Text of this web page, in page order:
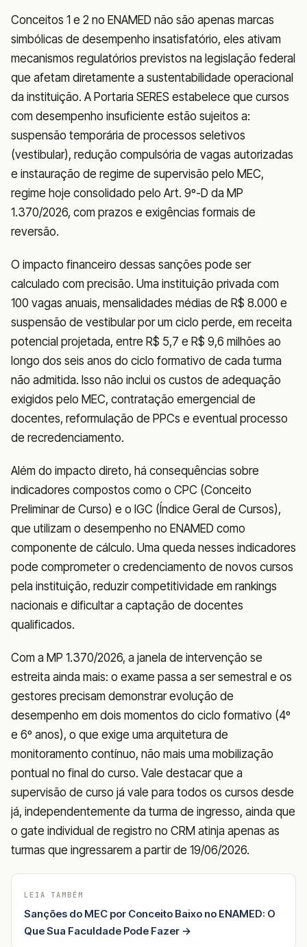
Conceitos 1 e 2 no ENAMED não são apenas marcas
simbólicas de desempenho insatisfatório, eles ativam
mecanismos regulatórios previstos na legislação federal
que afetam diretamente a sustentabilidade operacional
da instituição. A Portaria SERES estabelece que cursos
com desempenho insuficiente estão sujeitos a:
suspensão temporária de processos seletivos
(vestibular), redução compulsória de vagas autorizadas
e instauração de regime de supervisão pelo MEC,
regime hoje consolidado pelo Art. 9º-D da MP
1.370/2026, com prazos e exigências formais de
reversão.
O impacto financeiro dessas sanções pode ser
calculado com precisão. Uma instituição privada com
100 vagas anuais, mensalidades médias de R$ 8.000 e
suspensão de vestibular por um ciclo perde, em receita
potencial projetada, entre R$ 5,7 e R$ 9,6 milhões ao
longo dos seis anos do ciclo formativo de cada turma
não admitida. Isso não inclui os custos de adequação
exigidos pelo MEC, contratação emergencial de
docentes, reformulação de PPCs e eventual processo
de recredenciamento.
Além do impacto direto, há consequências sobre
indicadores compostos como o CPC (Conceito
Preliminar de Curso) e o IGC (Índice Geral de Cursos),
que utilizam o desempenho no ENAMED como
componente de cálculo. Uma queda nesses indicadores
pode comprometer o credenciamento de novos cursos
pela instituição, reduzir competitividade em rankings
nacionais e dificultar a captação de docentes
qualificados.
Com a MP 1.370/2026, a janela de intervenção se
estreita ainda mais: o exame passa a ser semestral e os
gestores precisam demonstrar evolução de
desempenho em dois momentos do ciclo formativo (4º
e 6º anos), o que exige uma arquitetura de
monitoramento contínuo, não mais uma mobilização
pontual no final do curso. Vale destacar que a
supervisão de curso já vale para todos os cursos desde
já, independentemente da turma de ingresso, ainda que
o gate individual de registro no CRM atinja apenas as
turmas que ingressarem a partir de 19/06/2026.
LEIA TAMBÉM
Sanções do MEC por Conceito Baixo no ENAMED: O
Que Sua Faculdade Pode Fazer →